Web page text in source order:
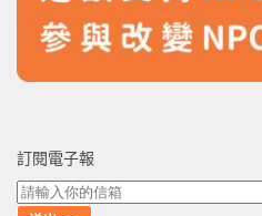
訂閱電子報